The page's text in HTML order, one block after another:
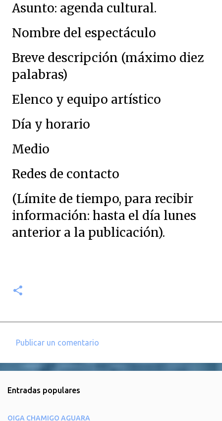
Asunto: agenda cultural.
Nombre del espectáculo
Breve descripción (máximo diez
palabras)
Elenco y equipo artístico
Día y horario
Medio
Redes de contacto
(Límite de tiempo, para recibir
información: hasta el día lunes
anterior a la publicación).
e
Publicar un comentario
Entradas populares
OIGA CHAMIGO AGUARA